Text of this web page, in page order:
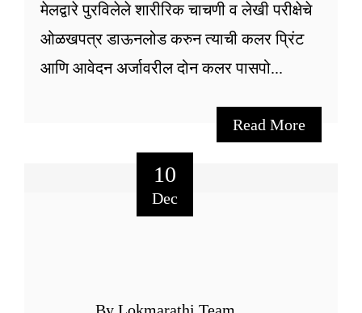
मेलद्वारे पुरविलेले शारीरिक चाचणी व लेखी परीक्षेचे
ओळखपत्र डाऊनलोड करुन त्याची कलर प्रिंट
आणि आवेदन अर्जावरील दोन कलर पासपो...
Read More
10
Dec